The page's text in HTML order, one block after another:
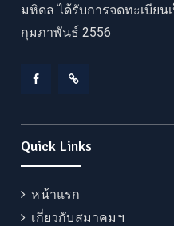
มหิดล ได้รับการจดทะเบียน
กุมภาพันธ์ 2556
Quick Links
หน้าแรก
เกี่ยวกับสมาคมฯ